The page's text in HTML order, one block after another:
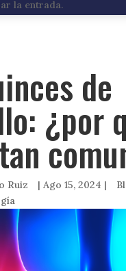
la entrada.
de
¿por
Ruiz | Ago 15, 2024 |